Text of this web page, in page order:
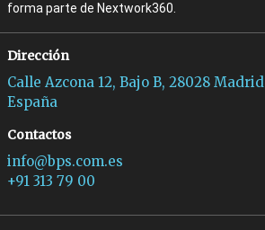
forma parte de Nextwork360.
Dirección
Calle Azcona 12, Bajo B, 28028 Madrid
España
Contactos
info@bps.com.es
+91 313 79 00